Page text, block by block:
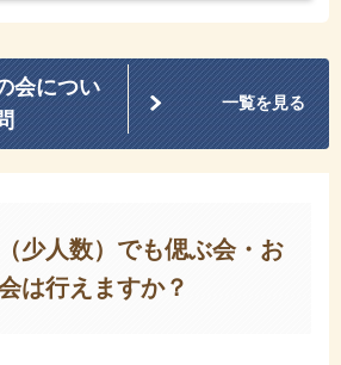
会につい
一覧を見る
少人数）でも偲ぶ会・お
は行えますか？